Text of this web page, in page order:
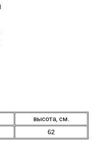
высота, см.
62